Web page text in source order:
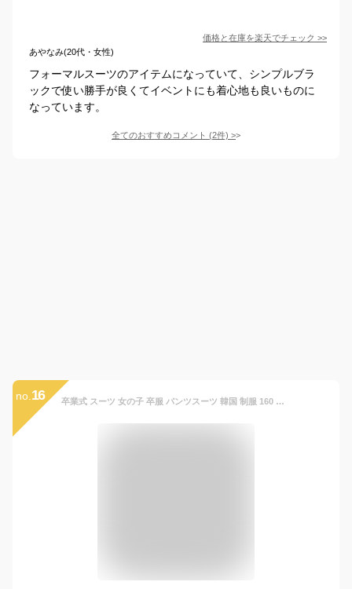
価格と在庫を楽天でチェック >>
あやなみ(20代・女性)
フォーマルスーツのアイテムになっていて、シンプルブラ
ックで使い勝手が良くてイベントにも着心地も良いものに
なっています。
全てのおすすめコメント (2件) >
no. 16 卒業式 スーツ 女の子 卒服 パンツスーツ 韓国 制服 160 女の子 小学生 卒業式 小学校女子 ピアノ発表会 黒 入学式 ブラック フォーマル 大きいサイズ キッズ 子供 ジュニア フォーマルスーツ 女の子 七五三 男の子 コンクール 黒スーツ ブレザー セットアップ